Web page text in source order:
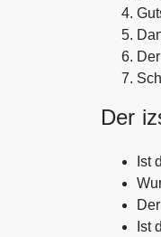
Der
Ist
Ist